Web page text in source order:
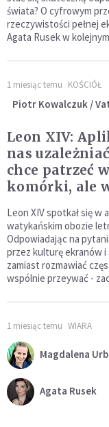
świata? O cyfrowym
rzeczywistości pełnej
Agata Rusek w
1 miesiąc temu KOŚCIÓŁ
Piotr Kowalczuk /
Leon XIV:
nas
chce patrzeć
komórki, ale
Leon XIV spotkał się w
watykańskim obozie
Odpowiadając na
przez kulturę ekranów
zamiast rozmawiać
wspólnie przeywać -
1 miesiąc temu WIARA
Magdalena
Agata Rusek